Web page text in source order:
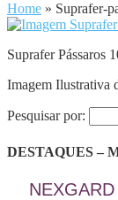
Home » Suprafer-
Suprafer Pássaros
Imagem Ilustrativa
Pesquisar por:
DESTAQUES –